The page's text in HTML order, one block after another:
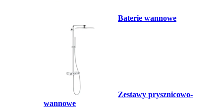
Baterie wannowe
Zestawy prysznicowo-
wannowe